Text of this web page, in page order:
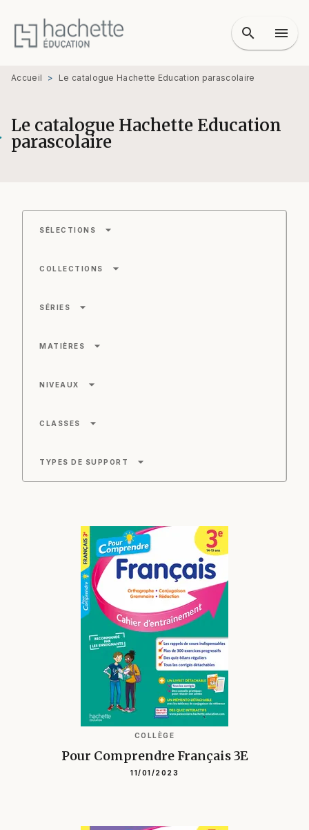
MENU RECHERCHE
PIED DE PAGE
search menu
Accueil > Le catalogue Hachette Education parascolaire
Le catalogue Hachette Education
parascolaire
SÉLECTIONS arrow_drop_down
COLLECTIONS arrow_drop_down
SÉRIES arrow_drop_down
MATIÈRES arrow_drop_down
NIVEAUX arrow_drop_down
CLASSES arrow_drop_down
TYPES DE SUPPORT arrow_drop_down
COLLÈGE
Pour Comprendre Français 3E
11/01/2023